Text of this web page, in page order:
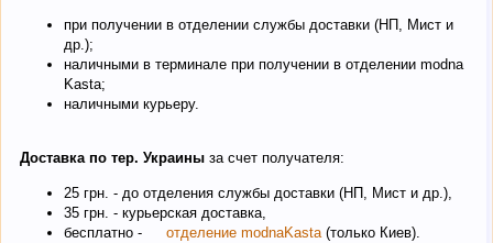
при получении в отделении службы доставки (НП, Мист и
др.);
наличными в терминале при получении в отделении modna
Kasta;
наличными курьеру.
Доставка по тер. Украины за счет получателя:
25 грн. - до отделения службы доставки (НП, Мист и др.),
35 грн. - курьерская доставка,
бесплатно -
отделение modnaKasta (только Киев).